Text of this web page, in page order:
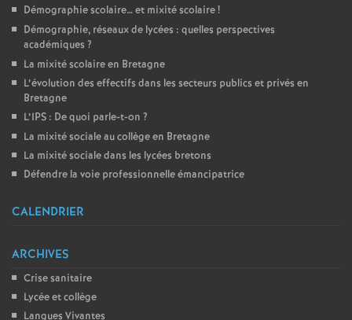
Démographie scolaire… et mixité scolaire!
Démographie, réseaux de lycées : quelles perspectives
académiques ?
La mixité scolaire en Bretagne
L’évolution des effectifs dans les secteurs publics et privés en
Bretagne
L’IPS : De quoi parle-t-on ?
La mixité sociale au collège en Bretagne
La mixité sociale dans les lycées bretons
Défendre la voie professionnelle émancipatrice
CALENDRIER
ARCHIVES
Crise sanitaire
Lycée et collège
Langues Vivantes